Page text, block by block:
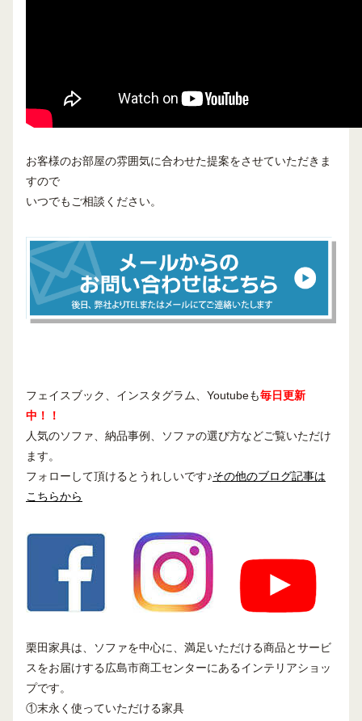
お客様のお部屋の雰囲気に合わせた提案をさせていただきま
すので
いつでもご相談ください。
フェイスブック、インスタグラム、Youtubeも毎日更新
中！！
人気のソファ、納品事例、ソファの選び方などご覧いただけ
ます。
フォローして頂けるとうれしいです♪その他のブログ記事は
こちらから
栗田家具は、ソファを中心に、満足いただける商品とサービ
スをお届けする広島市商工センターにあるインテリアショッ
プです。
①末永く使っていただける家具